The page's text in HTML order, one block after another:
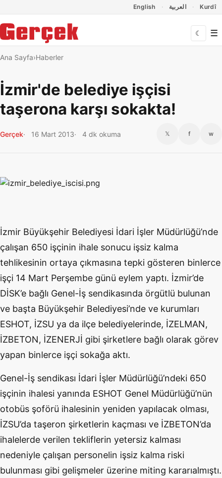
English العربية Kurdî
☾ ☰
Ana Sayfa Haberler
İzmir'de belediye işçisi
taşerona karşı sokakta!
Gerçek 16 Mart 2013 4 dk okuma 𝕏 f w
İzmir Büyükşehir Belediyesi İdari İşler Müdürlüğü’nde
çalışan 650 işçinin ihale sonucu işsiz kalma
tehlikesinin ortaya çıkmasına tepki gösteren binlerce
işçi 14 Mart Perşembe günü eylem yaptı. İzmir’de
DİSK’e bağlı Genel-İş sendikasında örgütlü bulunan
ve başta Büyükşehir Belediyesi’nde ve kurumları
ESHOT, İZSU ya da ilçe belediyelerinde, İZELMAN,
İZBETON, İZENERJİ gibi şirketlere bağlı olarak görev
yapan binlerce işçi sokağa aktı.
Genel-İş sendikası İdari İşler Müdürlüğü’ndeki 650
işçinin ihalesi yanında ESHOT Genel Müdürlüğü’nün
otobüs şoförü ihalesinin yeniden yapılacak olması,
İZSU’da taşeron şirketlerin kaçması ve İZBETON’da
ihalelerde verilen tekliflerin yetersiz kalması
nedeniyle çalışan personelin işsiz kalma riski
bulunması gibi gelişmeler üzerine miting kararıalmıştı.